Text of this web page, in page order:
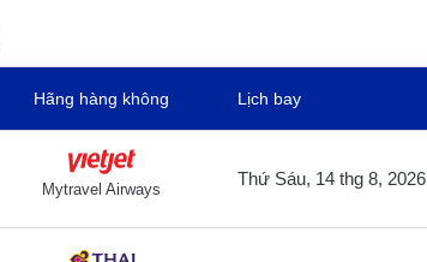
Hãng hàng không Lịch bay
Mytravel Airways
Thứ Sáu, 14 thg 8, 2026